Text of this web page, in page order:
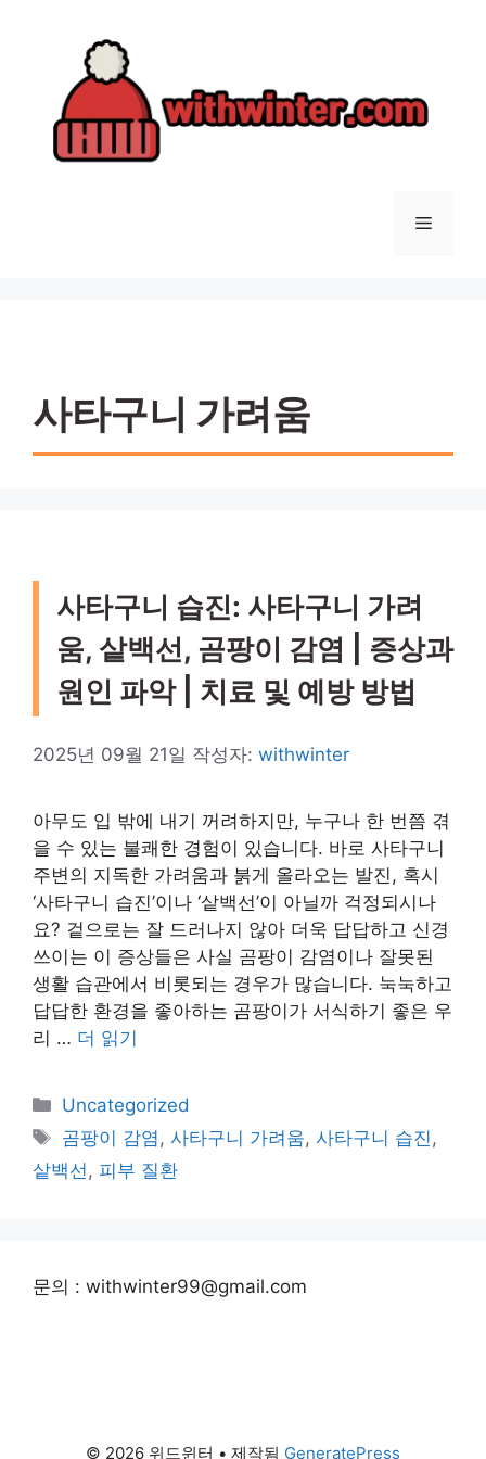
메
사타구니 가려움
사타구니 습진: 사타구니 가려
움, 샅백선, 곰팡이 감염 | 증상과
원인 파악 | 치료 및 예방 방법
2025년 09월 21일 작성자: withwinter
아무도 입 밖에 내기 꺼려하지만, 누구나 한 번쯤 겪
을 수 있는 불쾌한 경험이 있습니다. 바로 사타구니
주변의 지독한 가려움과 붉게 올라오는 발진, 혹시
‘사타구니 습진’이나 ‘샅백선’이 아닐까 걱정되시나
요? 겉으로는 잘 드러나지 않아 더욱 답답하고 신경
쓰이는 이 증상들은 사실 곰팡이 감염이나 잘못된
생활 습관에서 비롯되는 경우가 많습니다. 눅눅하고
답답한 환경을 좋아하는 곰팡이가 서식하기 좋은 우
리 … 더 읽기
카
테
고
리
Uncategorized
태
그
곰팡이 감염 ,사타구니 가려움,사타구니 습진 ,
샅백선 , 피부 질환
문의 : withwinter99@gmail.com
© 2026 위드윈터 • 제작됨 GeneratePress